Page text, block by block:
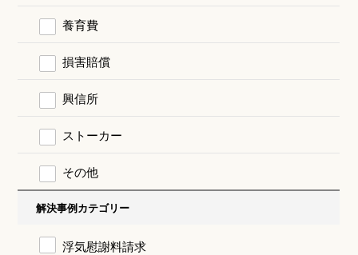
養育費
損害賠償
興信所
ストーカー
その他
解決事例カテゴリー
浮気慰謝料請求